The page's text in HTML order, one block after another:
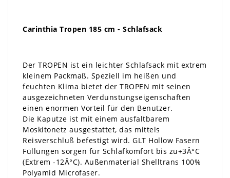
Carinthia Tropen 185 cm - Schlafsack
Der TROPEN ist ein leichter Schlafsack mit extrem
kleinem Packmaß. Speziell im heißen und
feuchten Klima bietet der TROPEN mit seinen
ausgezeichneten Verdunstungseigenschaften
einen enormen Vorteil für den Benutzer.
Die Kaputze ist mit einem ausfaltbarem
Moskitonetz ausgestattet, das mittels
Reisverschluß befestigt wird. GLT Hollow Fasern
Füllungen sorgen für Schlafkomfort bis zu+3Â°C
(Extrem -12Â°C). Außenmaterial Shelltrans 100%
Polyamid Microfaser.